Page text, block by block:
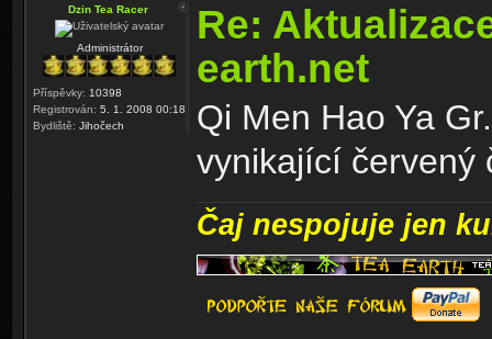
Dzin Tea Racer
Administrátor
Příspěvky: 10398
Registrován: 5. 1. 2008 00:18
Bydliště: Jihočech
Re:
earth.net
Qi Men Hao Ya
vynikající červený
Čaj nespojuje jen